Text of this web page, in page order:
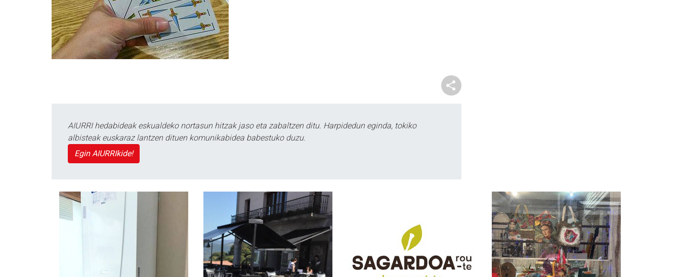
AIURRI hedabideak eskualdeko nortasun hitzak jaso eta zabaltzen ditu. Harpidedun eginda, tokiko
albisteak euskaraz lantzen dituen komunikabidea babestuko duzu.
Egin AIURRIkide!